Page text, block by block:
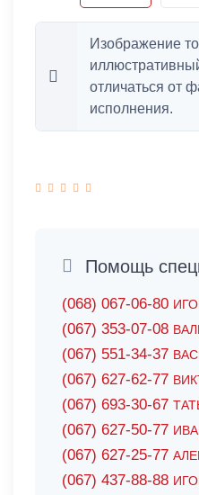
Изображение
отличаться от
исполнения.
Помощь
(068) 067-06-80
(067) 353-07-08
(067) 551-34-37
(067) 627-62-77
(067) 693-30-67
(067) 627-50-77
(067) 627-25-77
(067) 437-88-88